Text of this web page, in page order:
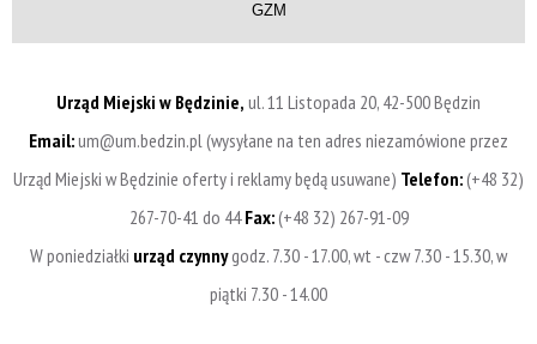
GZM
Urząd Miejski w Będzinie, ul. 11 Listopada 20, 42-500 Będzin
Email:um@um.bedzin.pl (wysyłane na ten adres niezamówione przez
Urząd Miejski w Będzinie oferty i reklamy będą usuwane) Telefon:(+48 32)
267-70-41 do 44Fax:(+48 32) 267-91-09
W poniedziałki urząd czynnygodz. 7.30 - 17.00, wt - czw 7.30 - 15.30, w
piątki 7.30 - 14.00